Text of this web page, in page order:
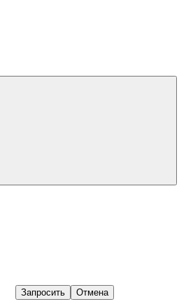
Запросить Отмена